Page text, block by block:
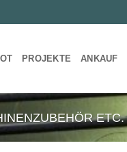
PROJEKTE ANKAUF
ETC.